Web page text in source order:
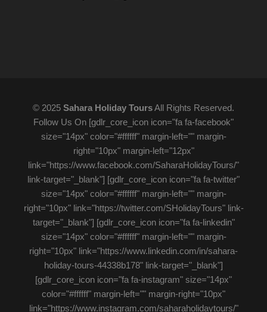
© 2025 Sahara Holiday ToursAll Rights Reserved.
Follow Us On [gdlr_core_icon icon="fa fa-facebook"
size="14px" color="#ffffff" margin-left="" margin-
right="10px" margin-left="12px"
link="https://www.facebook.com/SaharaHolidayTours/"
link-target="_blank"] [gdlr_core_icon icon="fa fa-twitter"
size="14px" color="#ffffff" margin-left="" margin-
right="10px" link="https://twitter.com/SHolidayTours" link-
target="_blank"] [gdlr_core_icon icon="fa fa-linkedin"
size="14px" color="#ffffff" margin-left="" margin-
right="10px" link="https://www.linkedin.com/in/sahara-
holiday-tours-44338b178" link-target="_blank"]
[gdlr_core_icon icon="fa fa-instagram" size="14px"
color="#ffffff" margin-left="" margin-right="10px"
link="https://www.instagram.com/saharaholidaytours/"